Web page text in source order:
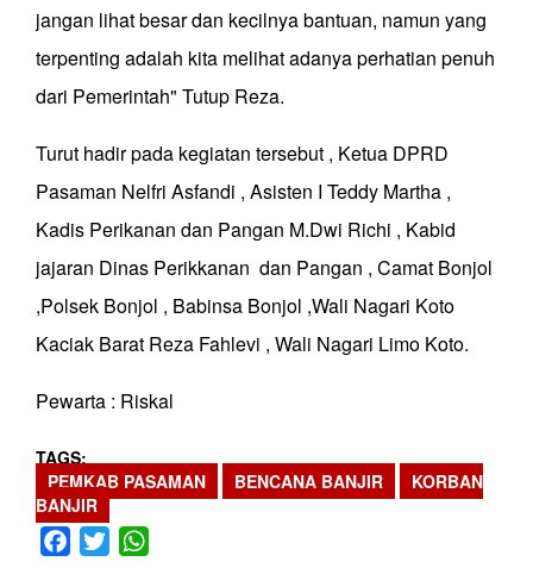
jangan lihat besar dan kecilnya bantuan, namun yang
terpenting adalah kita melihat adanya perhatian penuh
dari Pemerintah" Tutup Reza.
Turut hadir pada kegiatan tersebut , Ketua DPRD
Pasaman Nelfri Asfandi , Asisten I Teddy Martha ,
Kadis Perikanan dan Pangan M.Dwi Richi , Kabid
jajaran Dinas Perikkanan dan Pangan , Camat Bonjol
,Polsek Bonjol , Babinsa Bonjol ,Wali Nagari Koto
Kaciak Barat Reza Fahlevi , Wali Nagari Limo Koto.
Pewarta : Riskal
TAGS
PEMKAB PASAMAN
BENCANA BANJIR
KORBAN
BANJIR
Facebook
Twitter